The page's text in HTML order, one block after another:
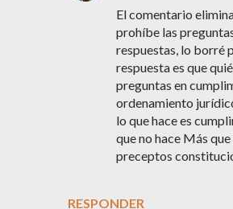
RESPONDER
El comentario
prohíbe las
respuestas, lo borré
respuesta es que
preguntas en
ordenamiento
lo que hace es
que no hace Más
preceptos